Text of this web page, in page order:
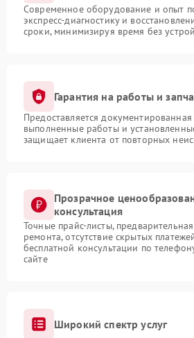
Современное оборудование и опыт
экспресс-диагностику и
сроки, минимизируя время без
Гарантия на работы и
Предоставляется
выполненные работы и
защищает клиента от повторных
Прозрачное
консультация
Точные прайс-листы,
ремонта, отсутствие скрытых
бесплатной консультации по
сайте
Широкий спектр услуг